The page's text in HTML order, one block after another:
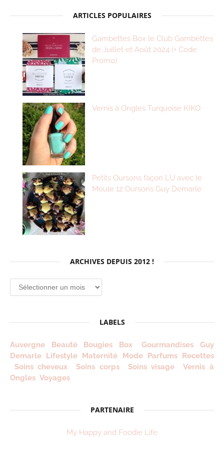
ARTICLES POPULAIRES
Gambettes Box le Club Gambettes
de Juillet et Août 2024 (+ Code
Promo)
Vernis à Ongles Turquoise KIKO
Petits Oursons façon LU avec le
Moule 12 Oursons Guy Demarle
ARCHIVES DEPUIS 2012 !
Archives
depuis
LABELS
Auvergne Beauté Bougies Box Gourmandises
Guy
Demarle Lifestyle Maternité Mode Parfums Recettes
Soins cheveux
Soins corps Soins visage
Vernis à
Ongles Voyages
PARTENAIRE
My Happy and Foodie Life